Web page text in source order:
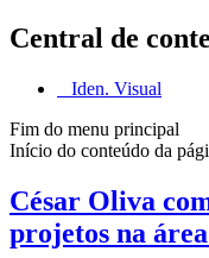
Central de
Iden. Visual
Fim do menu principal
Início do conteúdo da
César Oliva
projetos na